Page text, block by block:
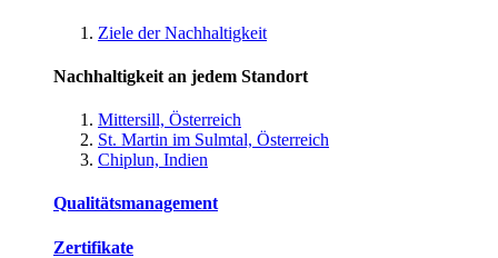
Ziele der Nachhaltigkeit
Nachhaltigkeit an jedem Standort
Mittersill, Österreich
St. Martin im Sulmtal, Österreich
Chiplun, Indien
Qualitätsmanagement
Zertifikate